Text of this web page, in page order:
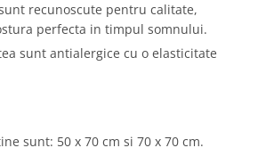
recunoscute pentru calitate,
perfecta in timpul somnului.
sunt antialergice cu o elasticitate
sunt: 50 x 70 cm si 70 x 70 cm.